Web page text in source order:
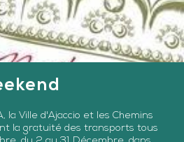
la Ville d'Ajaccio et les Chemins
la gratuité des transports tous